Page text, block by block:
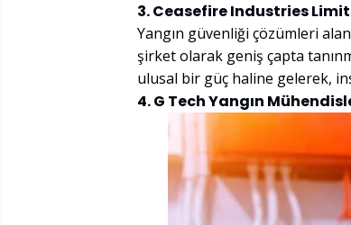
3. Ceasefire Industries
Yangın güvenliği çözümleri
şirket olarak geniş çapta
ulusal bir güç haline gelerek,
4. G Tech Yangın